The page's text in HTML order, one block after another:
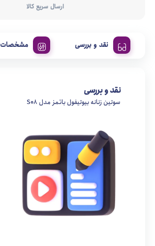
ارسال سریع کالا
نقد و بررسی مشخصات
نقد و بررسی
سوتین زنانه بیوتیفول باتمز مدل S08